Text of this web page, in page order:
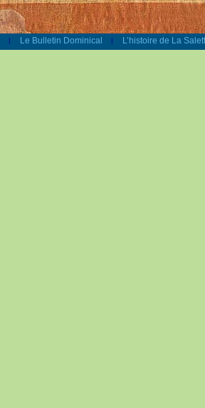
| Le Bulletin Dominical | L’histoire de La